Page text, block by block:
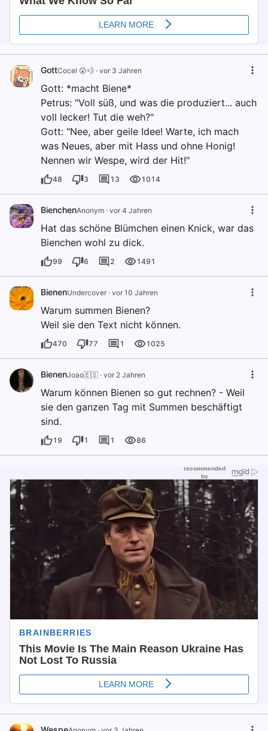
GottCocel 😮💨 · vor 3 Jahren
Gott: *macht Biene*
Petrus: "Voll süß, und was die produziert... auch
voll lecker! Tut die weh?"
Gott: "Nee, aber geile Idee! Warte, ich mach
was Neues, aber mit Hass und ohne Honig!
Nennen wir Wespe, wird der Hit!"
48 3 13 1014
BienchenAnonym · vor 4 Jahren
Hat das schöne Blümchen einen Knick, war das
Bienchen wohl zu dick.
99 6 2 1491
BienenUndercover · vor 10 Jahren
Warum summen Bienen?
Weil sie den Text nicht können.
470 77 1 1025
BienenJoao🇪🇸 · vor 2 Jahren
Warum können Bienen so gut rechnen? - Weil
sie den ganzen Tag mit Summen beschäftigt
sind.
19 1 1 86